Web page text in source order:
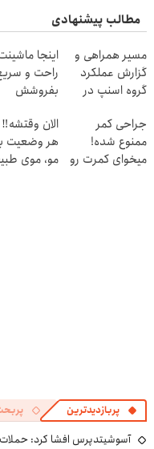
مطالب پیشنهادی
مسیر همراهی و
گزارش عملکرد
گروه اسنپ در
اینجا
راحت و
بفروشش
جراحی کمر
ممنوع شده!
میخوای کمرت رو
الان وقتشه‼️
هر وضعیت
مو، موی
پربازدیدترین